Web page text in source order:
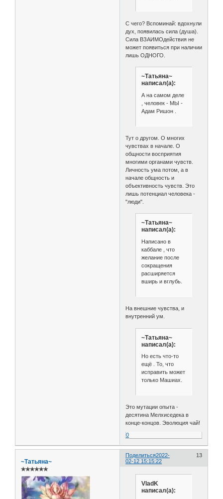
С чего? Вспоминай: вдохнули
дух, появилась сила (душа).
Сила ВЗАИМОдействия не
может появиться при наличии
лишь ОДНОГО.
~Татьяна~
написал(а):
А на самом деле
, человек - МЫ -
Адам Ришон .
Тут о другом. О многих
чувствах в начале. О
общности восприятия
многими органами чувств.
Личность ума потом, а в
начале общность и
объективность чувств. Это
лишь потенциал человека -
"люди".
~Татьяна~
написал(а):
Написано в
каббале , что
желание после
сокращения
расширяется
вширь и вглубь.
На внешние чувства, и
внутренний ум.
~Татьяна~
написал(а):
Но есть что-то
ещё . То, что
исправить может
только Машиах.
Это мутации опыта -
десятина Мелхиседека в
конце-концов. Эволюция чай!
0
Поделиться 13
2022-
02-12 15:15:22
~Татьяна~
✯✯✯✯✯✯
VladK
написал(а):